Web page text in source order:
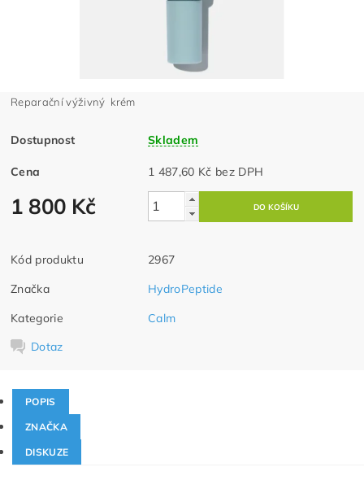
Reparační výživný krém
Dostupnost Skladem
Cena 1 487,60 Kč bez DPH
1 800 Kč
Kód produktu
2967
Značka
HydroPeptide
Kategorie
Calm
Dotaz
POPIS
ZNAČKA
DISKUZE